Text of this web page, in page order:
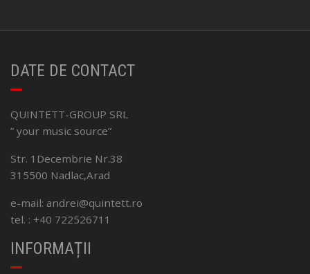
DATE DE CONTACT
QUINTETT-GROUP SRL
” your music source”
Str. 1Decembrie Nr.38
315500 Nadlac,Arad
e-mail: andrei@quintett.ro
tel. : +40 722526711
INFORMAȚII